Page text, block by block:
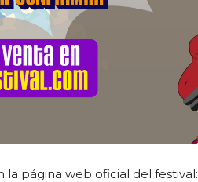
la página web oficial del festival: